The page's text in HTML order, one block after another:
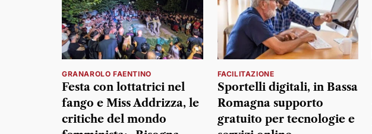
GRANAROLO FAENTINO
Festa con lottatrici nel
fango e Miss Addrizza, le
critiche del mondo
FACILITAZIONE
Sportelli digitali, in Bassa
Romagna supporto
gratuito per tecnologie e